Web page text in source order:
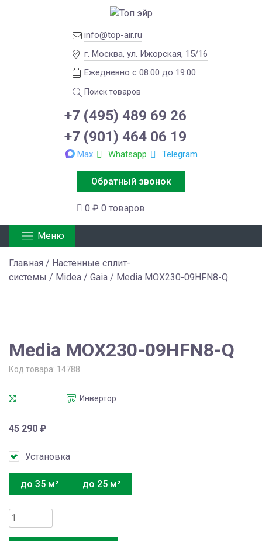
info@top-air.ru
г. Москва, ул. Ижорская, 15/16
Ежедневно с 08:00 до 19:00
+7 (495) 489 69 26
+7 (901) 464 06 19
Max Whatsapp Telegram
Обратный звонок
0 ₽ 0 товаров
Меню
Главная / Настенные сплит-
системы / Midea / Gaia / Media MOX230-09HFN8-Q
Media MOX230-09HFN8-Q
Код товара: 14788
Инвертор
45 290 ₽
Установка
до 35 м² до 25 м²
Количество
товара